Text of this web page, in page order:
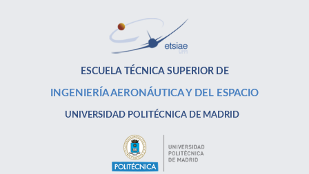
ESCUELA TÉCNICA SUPERIOR DE
INGENIERÍA AERONÁUTICA Y DEL ESPACIO
UNIVERSIDAD POLITÉCNICA DE MADRID